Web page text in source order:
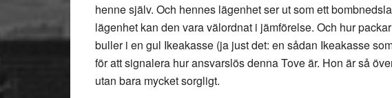
henne själv. Och hennes lägenhet ser ut som ett
lägenhet kan den vara välordnat i jämförelse. Och hur
buller i en gul Ikeakasse (ja just det: en sådan Ikeakasse
för att signalera hur ansvarslös denna Tove är. Hon är så
utan bara mycket sorgligt.